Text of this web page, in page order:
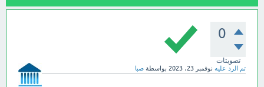
0
تصويتات
تم الرد عليه نوفمبر 23، 2023 بواسطة صبا